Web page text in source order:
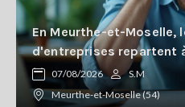
En Meurthe-et-Moselle,
d'entreprises repartent
07/08/2026
S.M
Meurthe-et-Moselle (54)